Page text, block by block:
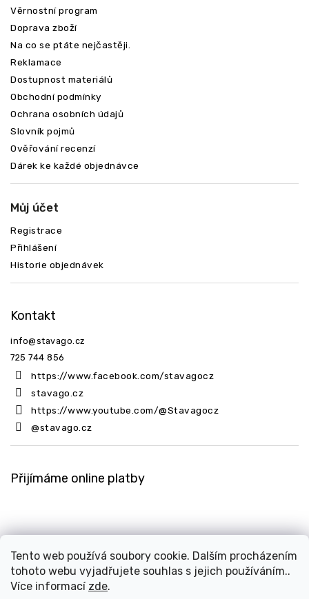
Tento web používá soubory cookie. Dalším procházením
tohoto webu vyjadřujete souhlas s jejich používáním..
Více informací zde.
Věrnostní program
Doprava zboží
Na co se ptáte nejčastěji.
Reklamace
Dostupnost materiálů
Obchodní podmínky
Ochrana osobních údajů
Slovník pojmů
Ověřování recenzí
Dárek ke každé objednávce
Můj účet
Registrace
Přihlášení
Historie objednávek
Kontakt
info@stavago.cz
725 744 856
https://www.facebook.com/stavagocz
stavago.cz
https://www.youtube.com/@Stavagocz
@stavago.cz
Přijímáme online platby
Copyright 2026